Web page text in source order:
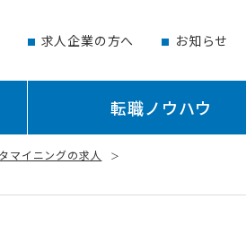
求人企業の方へ お知らせ
転職ノウハウ
マイニングの求人